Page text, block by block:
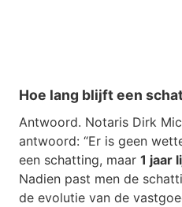
Hoe lang blijft een
Antwoord. Notaris Dirk
antwoord: “Er is geen
een schatting, maar 1 jaar
Nadien past men de
de evolutie van de